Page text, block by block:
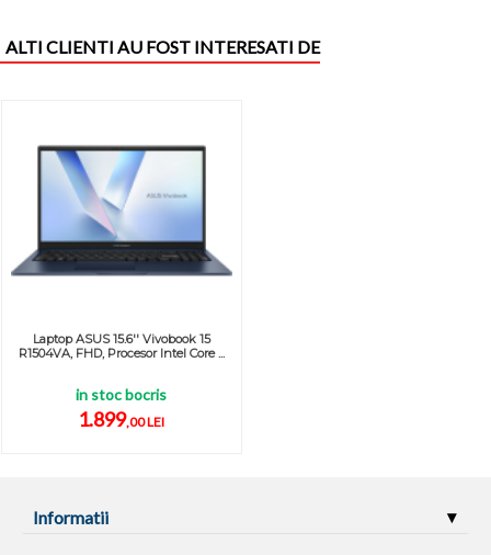
ALTI CLIENTI AU FOST INTERESATI DE
Laptop ASUS 15.6'' Vivobook 15
R1504VA, FHD, Procesor Intel Core ...
in stoc bocris
1.899,00 LEI
Informatii